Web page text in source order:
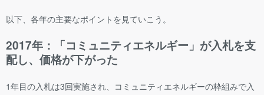
以下、各年の主要なポイントを見ていこう。
2017年：「コミュニティエネルギー」が入札を支
配し、価格が下がった
1年目の入札は3回実施され、コミュニティエネルギーの枠組みで入